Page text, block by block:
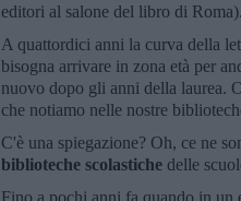
editori al salone del libro di
A quattordici anni la curva della
bisogna arrivare in zona età per
nuovo dopo gli anni della laurea.
che notiamo nelle nostre
C'è una spiegazione? Oh, ce ne
biblioteche scolastiche delle
Fino a pochi anni fa quando in un